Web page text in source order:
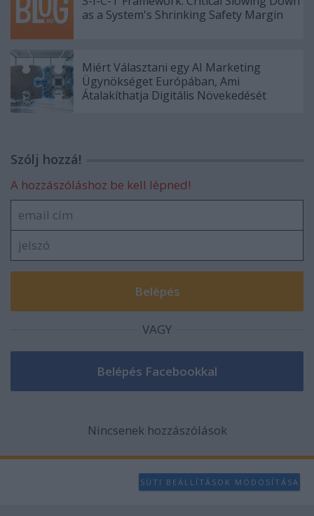
as a System's Shrinking Safety Margin
Miért Választani egy AI Marketing
Ügynökséget Európában, Ami
Átalakíthatja Digitális Növekedését
Szólj hozzá!
A hozzászóláshoz be kell lépned!
VAGY
Nincsenek hozzászólások
SÜTI BEÁLLÍTÁSOK MÓDOSÍTÁSA